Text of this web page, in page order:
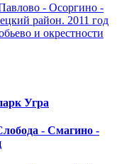
- Осоргино -
район. 2011 год
и окрестности
Угра
- Смагино -